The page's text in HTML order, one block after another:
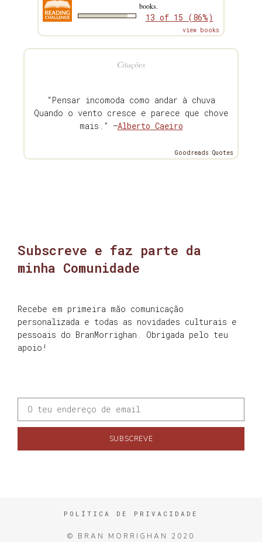
books.
13 of 15 (86%)
view books
Citações
“Pensar incomoda como andar à chuva
Quando o vento cresce e parece que chove
mais.” —Alberto Caeiro
Goodreads Quotes
Subscreve e faz parte da
minha Comunidade
Recebe em primeira mão comunicação
personalizada e todas as novidades culturais e
pessoais do BranMorrighan. Obrigada pelo teu
apoio!
SUBSCREVE
POLÍTICA DE PRIVACIDADE
© BRAN MORRIGHAN 2020